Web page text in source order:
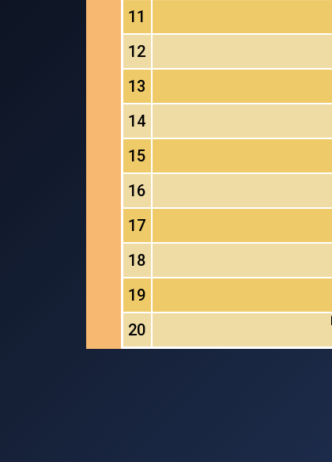
11
12
13
14
15
16
17
18
19
20